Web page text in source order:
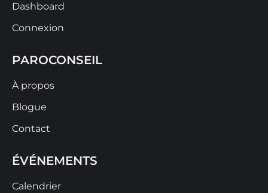
Dashboard
Connexion
PAROCONSEIL
À propos
Blogue
Contact
ÉVÉNEMENTS
Calendrier